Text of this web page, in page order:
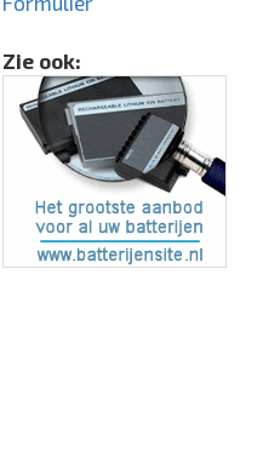
Zie ook: